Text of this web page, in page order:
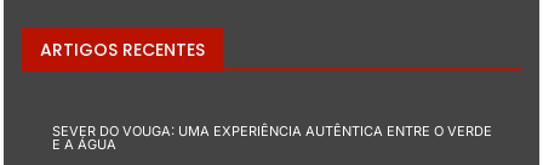
ARTIGOS RECENTES
SEVER DO VOUGA: UMA EXPERIÊNCIA AUTÊNTICA ENTRE O VERDE
E A ÁGUA